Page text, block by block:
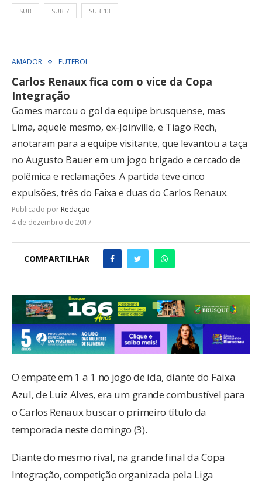
SUB SUB 7 SUB-13
AMADOR FUTEBOL
Carlos Renaux fica com o vice da Copa
Integração
Gomes marcou o gol da equipe brusquense, mas
Lima, aquele mesmo, ex-Joinville, e Tiago Rech,
anotaram para a equipe visitante, que levantou a taça
no Augusto Bauer em um jogo brigado e cercado de
polêmica e reclamações. A partida teve cinco
expulsões, três do Faixa e duas do Carlos Renaux.
Publicado por Redação
4 de dezembro de 2017
COMPARTILHAR
O empate em 1 a 1 no jogo de ida, diante do Faixa
Azul, de Luiz Alves, era um grande combustível para
o Carlos Renaux buscar o primeiro título da
temporada neste domingo (3).
Diante do mesmo rival, na grande final da Copa
Integração, competição organizada pela Liga